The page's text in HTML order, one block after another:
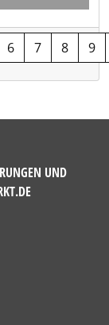
6 7 8 9
UND